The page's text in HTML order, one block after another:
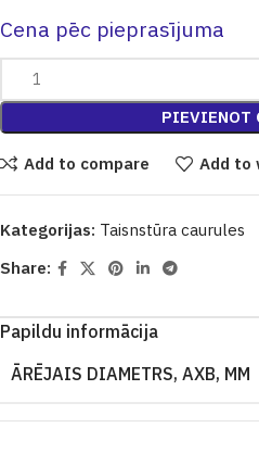
Cena pēc pieprasījuma
PIEVIENOT
Add to compare Add to
Kategorijas: Taisnstūra caurules
Share:
Papildu informācija
ĀRĒJAIS DIAMETRS, AXB, MM